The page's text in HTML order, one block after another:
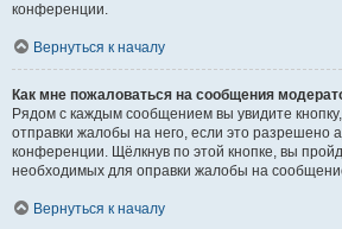
конференции.
Вернуться к началу
Как мне пожаловаться на сообщения
Рядом с каждым сообщением вы увидите
отправки жалобы на него, если это разрешено
конференции. Щёлкнув по этой кнопке, вы
необходимых для оправки жалобы на
Вернуться к началу